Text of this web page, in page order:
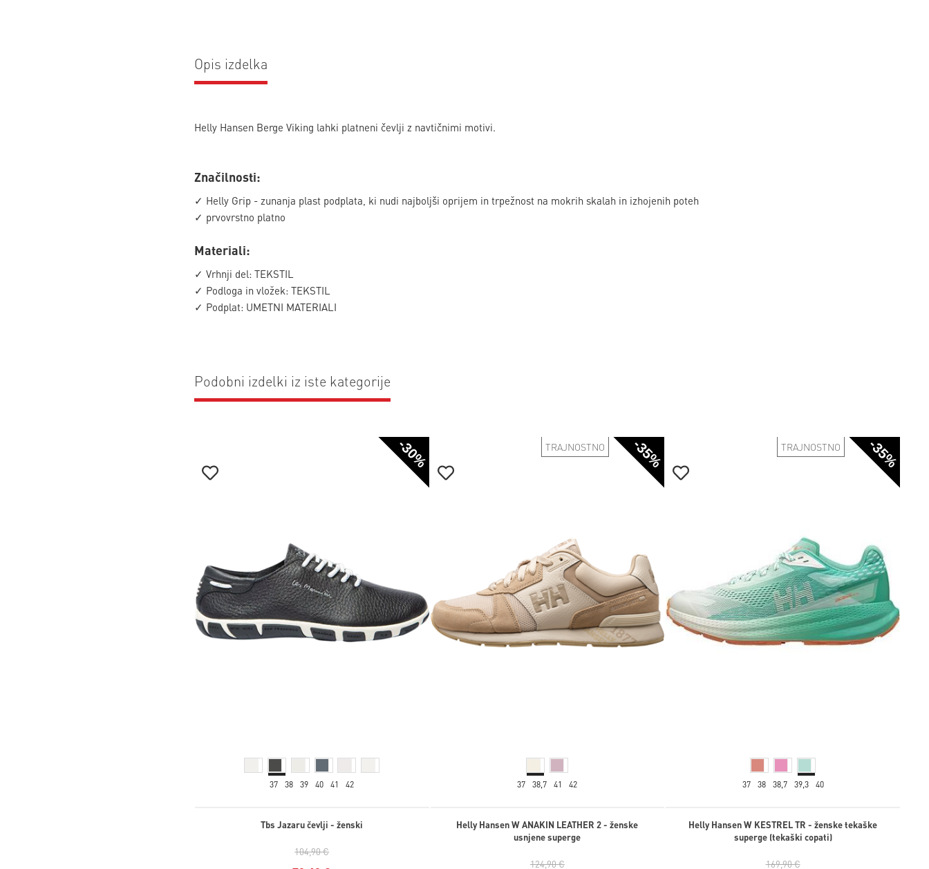
Opis izdelka
Helly Hansen Berge Viking lahki platneni čevlji z navtičnimi motivi.
Značilnosti:
✓ Helly Grip - zunanja plast podplata, ki nudi najboljši oprijem in trpežnost na mokrih skalah in izhojenih poteh
✓ prvovrstno platno
Materiali:
✓ Vrhnji del: TEKSTIL
✓ Podloga in vložek: TEKSTIL
✓ Podplat: UMETNI MATERIALI
Podobni izdelki iz iste kategorije
-30%
37 38 39 40 41 42
Tbs Jazaru čevlji - ženski
104,90 €
-35%
TRAJNOSTNO
37 38,7 41 42
Helly Hansen W ANAKIN LEATHER 2 - ženske
usnjene superge
124,90 €
-35%
TRAJNOSTNO
37 38 38,7 39,3 40
Helly Hansen W KESTREL TR - ženske tekaške
superge (tekaški copati)
169,90 €